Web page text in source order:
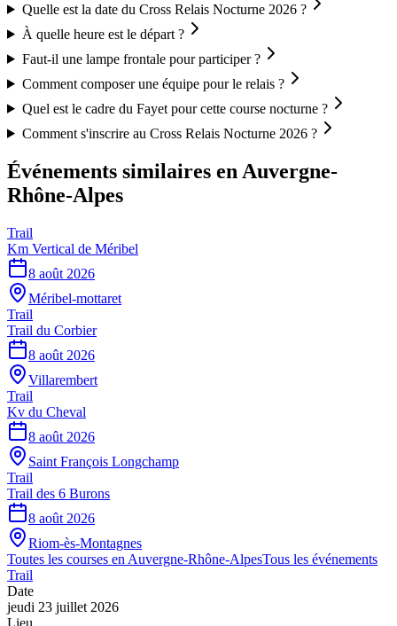
Quelle est la date du Cross Relais Nocturne 2026 ?
À quelle heure est le départ ?
Faut-il une lampe frontale pour participer ?
Comment composer une équipe pour le relais ?
Quel est le cadre du Fayet pour cette course nocturne ?
Comment s'inscrire au Cross Relais Nocturne 2026 ?
Événements similaires en Auvergne-
Rhône-Alpes
Trail
Km Vertical de Méribel
8 août 2026
Méribel-mottaret
Trail
Trail du Corbier
8 août 2026
Villarembert
Trail
Kv du Cheval
8 août 2026
Saint François Longchamp
Trail
Trail des 6 Burons
8 août 2026
Riom-ès-Montagnes
Toutes les courses en Auvergne-Rhône-AlpesTous les événements
Trail
Date
jeudi 23 juillet 2026
Lieu